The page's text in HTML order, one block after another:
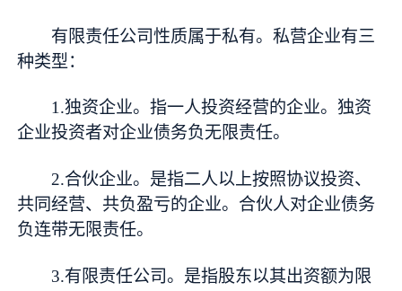
有限责任公司性质属于私有。私营企业有三
种类型：
1.独资企业。指一人投资经营的企业。独资
企业投资者对企业债务负无限责任。
2.合伙企业。是指二人以上按照协议投资、
共同经营、共负盈亏的企业。合伙人对企业债务
负连带无限责任。
3.有限责任公司。是指股东以其出资额为限